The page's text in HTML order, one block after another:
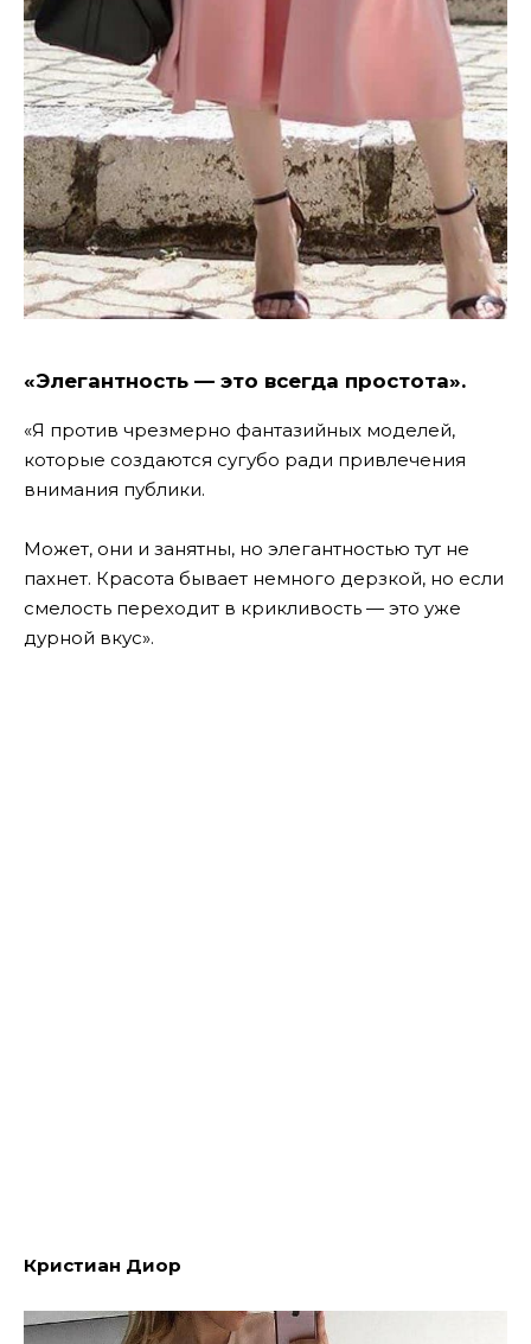
«Элегантность — это всегда простота».
«Я против чрезмерно фантазийных моделей,
которые создаются сугубо ради привлечения
внимания публики.
Может, они и занятны, но элегантностью тут не
пахнет. Красота бывает немного дерзкой, но если
смелость переходит в крикливость — это уже
дурной вкус».
Кристиан Диор